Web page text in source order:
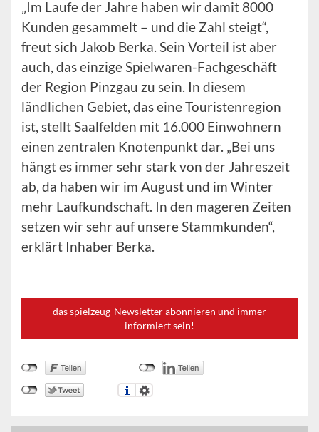
„Im Laufe der Jahre haben wir damit 8000
Kunden gesammelt – und die Zahl steigt“,
freut sich Jakob Berka. Sein Vorteil ist aber
auch, das einzige Spielwaren-Fachgeschäft
der Region Pinzgau zu sein. In diesem
ländlichen Gebiet, das eine Touristenregion
ist, stellt Saalfelden mit 16.000 Einwohnern
einen zentralen Knotenpunkt dar. „Bei uns
hängt es immer sehr stark von der Jahreszeit
ab, da haben wir im August und im Winter
mehr Laufkundschaft. In den mageren Zeiten
setzen wir sehr auf unsere Stammkunden“,
erklärt Inhaber Berka.
das spielzeug-Newsletter abonnieren und immer
informiert sein!